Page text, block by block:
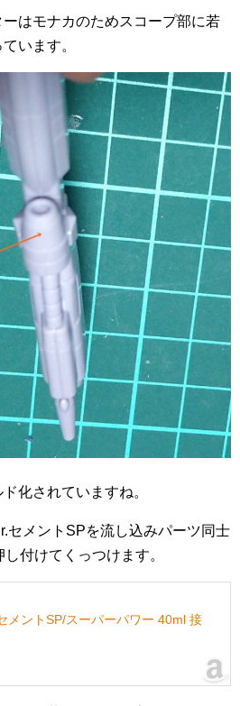
はモナカのためスコープ部に若
います。
化されていますね。
セメントSPを流し込みパーツ同士
付けてくっつけます。
メントSP/スーパーパワー 40ml 接